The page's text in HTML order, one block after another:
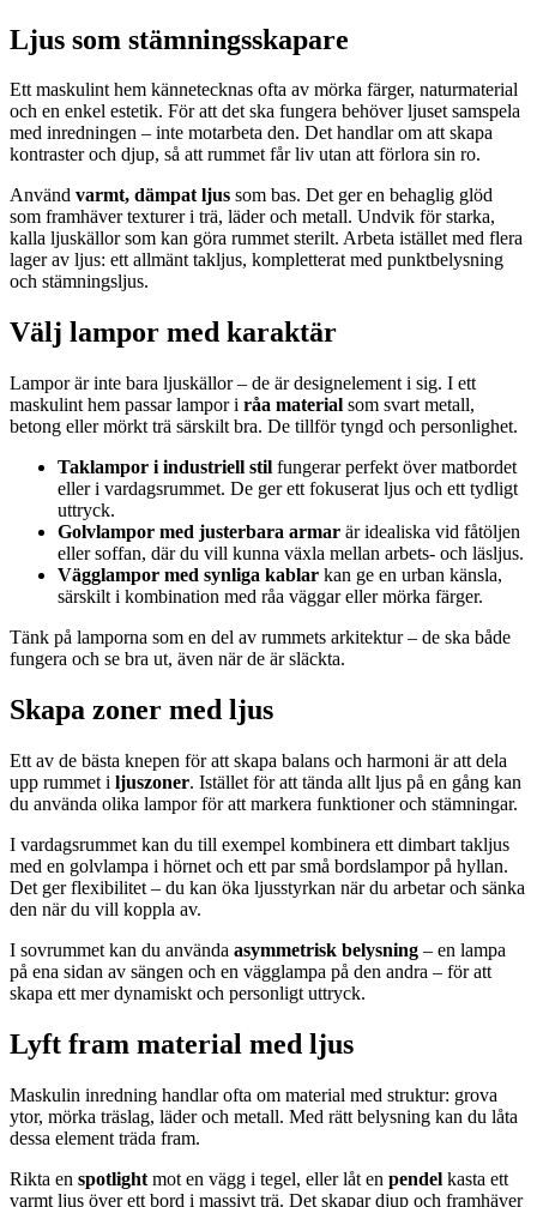
Ljus som stämningsskapare
Ett maskulint hem kännetecknas ofta av mörka färger, naturmaterial
och en enkel estetik. För att det ska fungera behöver ljuset samspela
med inredningen – inte motarbeta den. Det handlar om att skapa
kontraster och djup, så att rummet får liv utan att förlora sin ro.
Använd varmt, dämpat ljus som bas. Det ger en behaglig glöd
som framhäver texturer i trä, läder och metall. Undvik för starka,
kalla ljuskällor som kan göra rummet sterilt. Arbeta istället med flera
lager av ljus: ett allmänt takljus, kompletterat med punktbelysning
och stämningsljus.
Välj lampor med karaktär
Lampor är inte bara ljuskällor – de är designelement i sig. I ett
maskulint hem passar lampor i råa material som svart metall,
betong eller mörkt trä särskilt bra. De tillför tyngd och personlighet.
Taklampor i industriell stil fungerar perfekt över matbordet
eller i vardagsrummet. De ger ett fokuserat ljus och ett tydligt
uttryck.
Golvlampor med justerbara armar är idealiska vid fåtöljen
eller soffan, där du vill kunna växla mellan arbets- och läsljus.
Vägglampor med synliga kablar kan ge en urban känsla,
särskilt i kombination med råa väggar eller mörka färger.
Tänk på lamporna som en del av rummets arkitektur – de ska både
fungera och se bra ut, även när de är släckta.
Skapa zoner med ljus
Ett av de bästa knepen för att skapa balans och harmoni är att dela
upp rummet i ljuszoner. Istället för att tända allt ljus på en gång kan
du använda olika lampor för att markera funktioner och stämningar.
I vardagsrummet kan du till exempel kombinera ett dimbart takljus
med en golvlampa i hörnet och ett par små bordslampor på hyllan.
Det ger flexibilitet – du kan öka ljusstyrkan när du arbetar och sänka
den när du vill koppla av.
I sovrummet kan du använda asymmetrisk belysning – en lampa
på ena sidan av sängen och en vägglampa på den andra – för att
skapa ett mer dynamiskt och personligt uttryck.
Lyft fram material med ljus
Maskulin inredning handlar ofta om material med struktur: grova
ytor, mörka träslag, läder och metall. Med rätt belysning kan du låta
dessa element träda fram.
Rikta en spotlight mot en vägg i tegel, eller låt en pendel kasta ett
varmt ljus över ett bord i massivt trä. Det skapar djup och framhäver